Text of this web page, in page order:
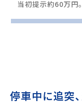
当初提示約60万円
停車中に追突